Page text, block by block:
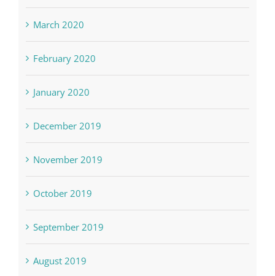
March 2020
February 2020
January 2020
December 2019
November 2019
October 2019
September 2019
August 2019